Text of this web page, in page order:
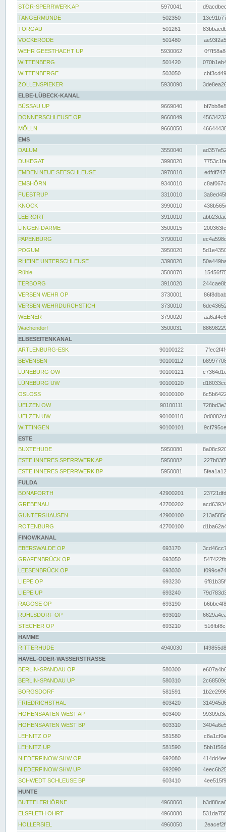
STÖR-SPERRWERK AP 5970041
TANGERMÜNDE
502350
TORGAU
501261
VOCKERODE
501480
WEHR GEESTHACHT UP
5930062
WITTENBERG
501420
WITTENBERGE
503050
ZOLLENSPIEKER
5930090
ELBE-LÜBECK-KANAL
BÜSSAU UP
9669040
DONNERSCHLEUSE OP
9660049
MÖLLN
9660050
EMS
DALUM
3550040
DUKEGAT
3990020
EMDEN NEUE SEESCHLEUSE
3970010
EMSHÖRN
9340010
FUESTRUP
3310010
KNOCK
3990010
LEERORT
3910010
LINGEN-DARME
3500015
PAPENBURG
3790010
POGUM
3950020
RHEINE UNTERSCHLEUSE
3390020
Rühle
3500070
TERBORG
3910020
VERSEN WEHR OP
3730001
VERSEN WEHRDURCHSTICH
3730010
WEENER
3790020
Wachendorf
3500031
ELBESEITENKANAL
ARTLENBURG-ESK
90100122
BEVENSEN
90100112
LÜNEBURG OW
90100121
LÜNEBURG UW
90100120
OSLOSS
90100100
UELZEN OW
90100111
UELZEN UW
90100110
WITTINGEN
90100101
ESTE
BUXTEHUDE
5950080
ESTE INNERES SPERRWERK AP
5950082
ESTE INNERES SPERRWERK BP
5950081
FULDA
BONAFORTH
42900201
GREBENAU
42700202
GUNTERSHAUSEN
42900100
ROTENBURG
42700100
FINOWKANAL
EBERSWALDE OP
693170
GRAFENBRÜCK OP
693050
LEESENBRÜCK OP
693030
LIEPE OP
693230
LIEPE UP
693240
RAGÖSE OP
693190
RUHLSDORF OP
693010
STECHER OP
693210
HAMME
RITTERHUDE
4940030
HAVEL-ODER-WASSERSTRASSE
BERLIN-SPANDAU OP
580300
BERLIN-SPANDAU UP
580310
BORGSDORF
581591
FRIEDRICHSTHAL
603420
HOHENSAATEN WEST AP
603400
HOHENSAATEN WEST BP
603310
LEHNITZ OP
581580
LEHNITZ UP
581590
NIEDERFINOW SHW OP
692080
NIEDERFINOW SHW UP
692090
SCHWEDT SCHLEUSE BP
603410
HUNTE
BUTTELERHÖRNE
4960060
ELSFLETH OHRT
4960080
HOLLERSIEL
4960050